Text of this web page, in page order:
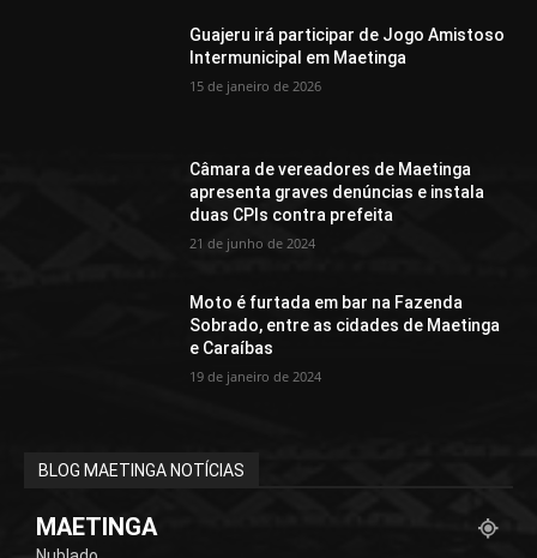
Guajeru irá participar de Jogo Amistoso
Intermunicipal em Maetinga
15 de janeiro de 2026
Câmara de vereadores de Maetinga
apresenta graves denúncias e instala
duas CPIs contra prefeita
21 de junho de 2024
Moto é furtada em bar na Fazenda
Sobrado, entre as cidades de Maetinga
e Caraíbas
19 de janeiro de 2024
BLOG MAETINGA NOTÍCIAS
MAETINGA